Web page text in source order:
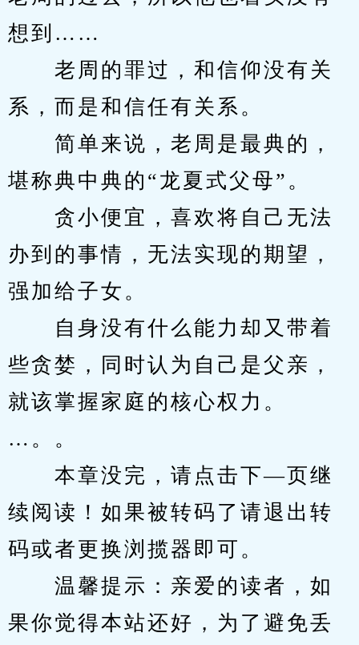
想到……
老周的罪过，和信仰没有关
系，而是和信任有关系。
简单来说，老周是最典的，
堪称典中典的“龙夏式父母”。
贪小便宜，喜欢将自己无法
办到的事情，无法实现的期望，
强加给子女。
自身没有什么能力却又带着
些贪婪，同时认为自己是父亲，
就该掌握家庭的核心权力。
…。。
本章没完，请点击下—页继
续阅读！如果被转码了请退出转
码或者更换浏揽器即可。
温馨提示：亲爱的读者，如
果你觉得本站还好，为了避免丢